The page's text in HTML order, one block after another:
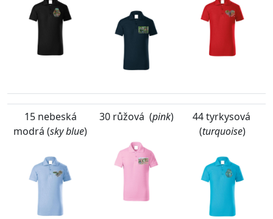
15 nebeská
modrá (sky blue)
30 růžová (pink)
44 tyrkysová
(turquoise)